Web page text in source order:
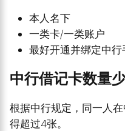
本人名下
一类卡/一类账户
最好开通并绑定中
中行借记卡数量
根据中行规定，同一人
得超过4张。